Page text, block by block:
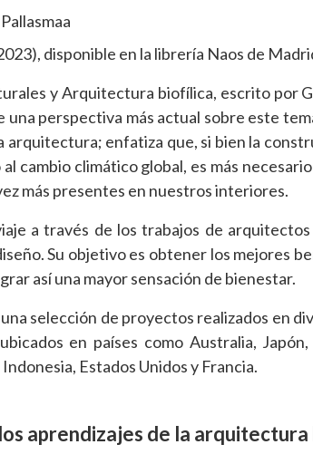
disponible en la librería Naos de
y Arquitectura biofílica, escrito por
perspectiva más actual sobre este
arquitectura; enfatiza que, si bien la
cambio climático global, es más
más presentes en nuestros interiores.
a través de los trabajos de
Su objetivo es obtener los mejores
así una mayor sensación de bienestar.
selección de proyectos realizados en
en países como Australia,
Estados Unidos y Francia.
aprendizajes de la